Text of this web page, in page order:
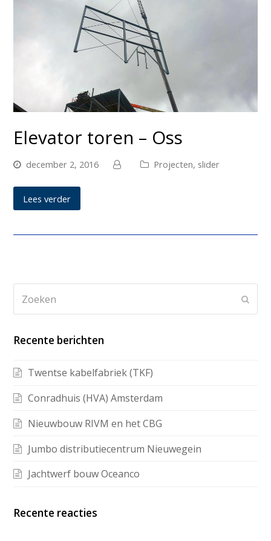
Elevator toren – Oss
december 2, 2016 Projecten, slider
Lees verder
Recente berichten
Twentse kabelfabriek (TKF)
Conradhuis (HVA) Amsterdam
Nieuwbouw RIVM en het CBG
Jumbo distributiecentrum Nieuwegein
Jachtwerf bouw Oceanco
Recente reacties